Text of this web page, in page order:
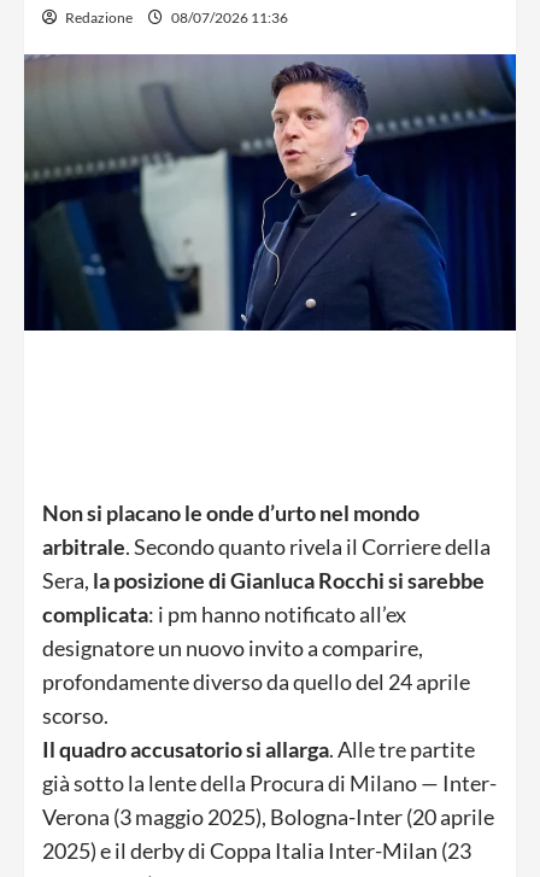
Redazione 08/07/2026 11:36
Non si placano le onde d’urto nel mondo
arbitrale. Secondo quanto rivela il Corriere della
Sera, la posizione di Gianluca Rocchi si sarebbe
complicata: i pm hanno notificato all’ex
designatore un nuovo invito a comparire,
profondamente diverso da quello del 24 aprile
scorso.
Il quadro accusatorio si allarga. Alle tre partite
già sotto la lente della Procura di Milano — Inter-
Verona (3 maggio 2025), Bologna-Inter (20 aprile
2025) e il derby di Coppa Italia Inter-Milan (23